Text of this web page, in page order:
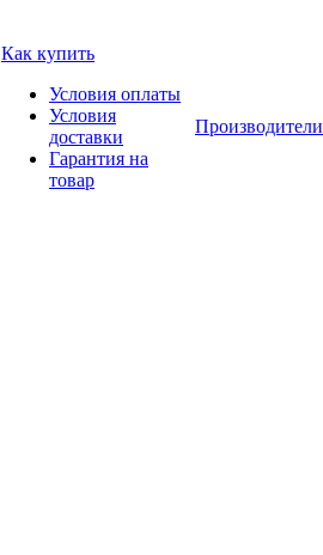
Как купить
Условия оплаты
Условия
доставки
Гарантия на
товар
Производители